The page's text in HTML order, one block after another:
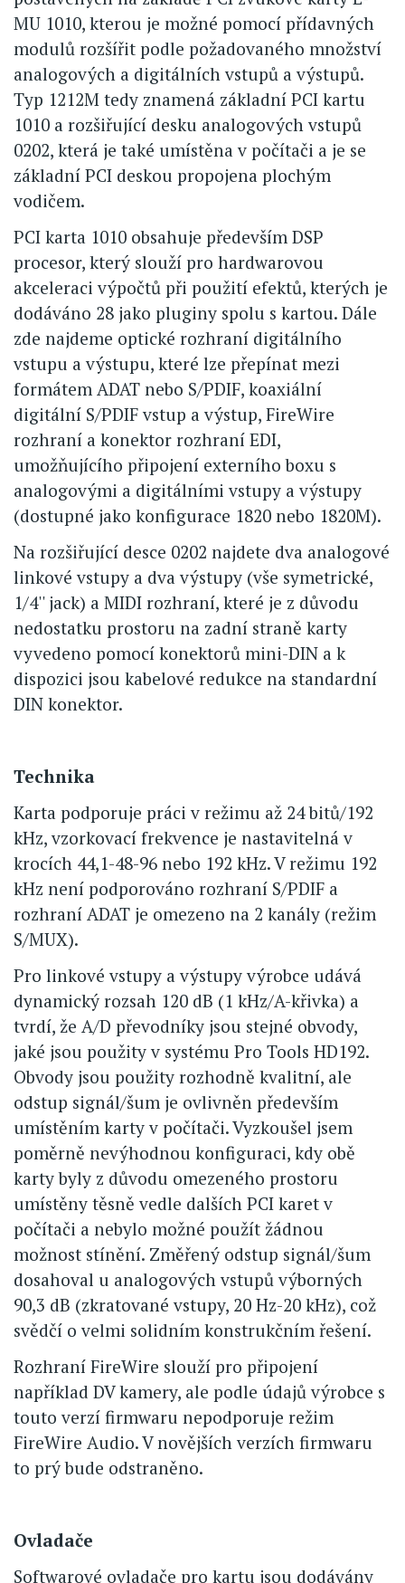
MU 1010, kterou je možné pomocí přídavných
modulů rozšířit podle požadovaného množství
analogových a digitálních vstupů a výstupů.
Typ 1212M tedy znamená základní PCI kartu
1010 a rozšiřující desku analogových vstupů
0202, která je také umístěna v počítači a je se
základní PCI deskou propojena plochým
vodičem.
PCI karta 1010 obsahuje především DSP
procesor, který slouží pro hardwarovou
akceleraci výpočtů při použití efektů, kterých je
dodáváno 28 jako pluginy spolu s kartou. Dále
zde najdeme optické rozhraní digitálního
vstupu a výstupu, které lze přepínat mezi
formátem ADAT nebo S/PDIF, koaxiální
digitální S/PDIF vstup a výstup, FireWire
rozhraní a konektor rozhraní EDI,
umožňujícího připojení externího boxu s
analogovými a digitálními vstupy a výstupy
(dostupné jako konfigurace 1820 nebo 1820M).
Na rozšiřující desce 0202 najdete dva analogové
linkové vstupy a dva výstupy (vše symetrické,
1/4'' jack) a MIDI rozhraní, které je z důvodu
nedostatku prostoru na zadní straně karty
vyvedeno pomocí konektorů mini-DIN a k
dispozici jsou kabelové redukce na standardní
DIN konektor.
Technika
Karta podporuje práci v režimu až 24 bitů/192
kHz, vzorkovací frekvence je nastavitelná v
krocích 44,1-48-96 nebo 192 kHz. V režimu 192
kHz není podporováno rozhraní S/PDIF a
rozhraní ADAT je omezeno na 2 kanály (režim
S/MUX).
Pro linkové vstupy a výstupy výrobce udává
dynamický rozsah 120 dB (1 kHz/A-křivka) a
tvrdí, že A/D převodníky jsou stejné obvody,
jaké jsou použity v systému Pro Tools HD192.
Obvody jsou použity rozhodně kvalitní, ale
odstup signál/šum je ovlivněn především
umístěním karty v počítači. Vyzkoušel jsem
poměrně nevýhodnou konfiguraci, kdy obě
karty byly z důvodu omezeného prostoru
umístěny těsně vedle dalších PCI karet v
počítači a nebylo možné použít žádnou
možnost stínění. Změřený odstup signál/šum
dosahoval u analogových vstupů výborných
90,3 dB (zkratované vstupy, 20 Hz-20 kHz), což
svědčí o velmi solidním konstrukčním řešení.
Rozhraní FireWire slouží pro připojení
například DV kamery, ale podle údajů výrobce s
touto verzí firmwaru nepodporuje režim
FireWire Audio. V novějších verzích firmwaru
to prý bude odstraněno.
Ovladače
Softwarové ovladače pro kartu jsou dodávány